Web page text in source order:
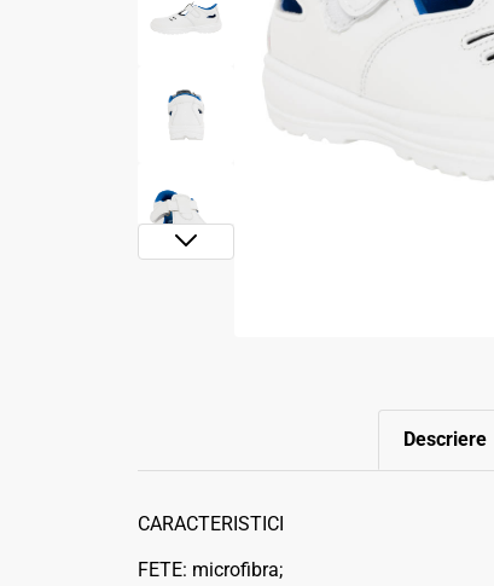
Descriere
CARACTERISTICI
FETE: microfibra;